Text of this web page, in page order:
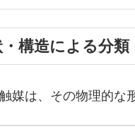
・構造による分類
媒は、その物理的な